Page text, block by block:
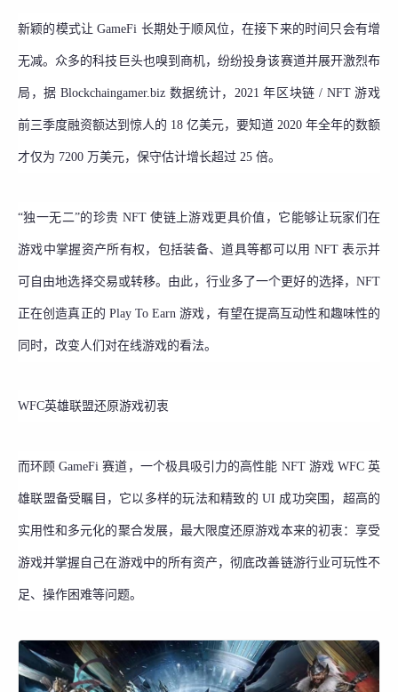
新颖的模式让 GameFi 长期处于顺风位，在接下来的时间只会有增
无减。众多的科技巨头也嗅到商机，纷纷投身该赛道并展开激烈布
局，据 Blockchaingamer.biz 数据统计，2021 年区块链 / NFT 游戏
前三季度融资额达到惊人的 18 亿美元，要知道 2020 年全年的数额
才仅为 7200 万美元，保守估计增长超过 25 倍。
“独一无二”的珍贵 NFT 使链上游戏更具价值，它能够让玩家们在
游戏中掌握资产所有权，包括装备、道具等都可以用 NFT 表示并
可自由地选择交易或转移。由此，行业多了一个更好的选择，NFT
正在创造真正的 Play To Earn 游戏，有望在提高互动性和趣味性的
同时，改变人们对在线游戏的看法。
WFC英雄联盟还原游戏初衷
而环顾 GameFi 赛道，一个极具吸引力的高性能 NFT 游戏 WFC 英
雄联盟备受瞩目，它以多样的玩法和精致的 UI 成功突围，超高的
实用性和多元化的聚合发展，最大限度还原游戏本来的初衷：享受
游戏并掌握自己在游戏中的所有资产，彻底改善链游行业可玩性不
足、操作困难等问题。